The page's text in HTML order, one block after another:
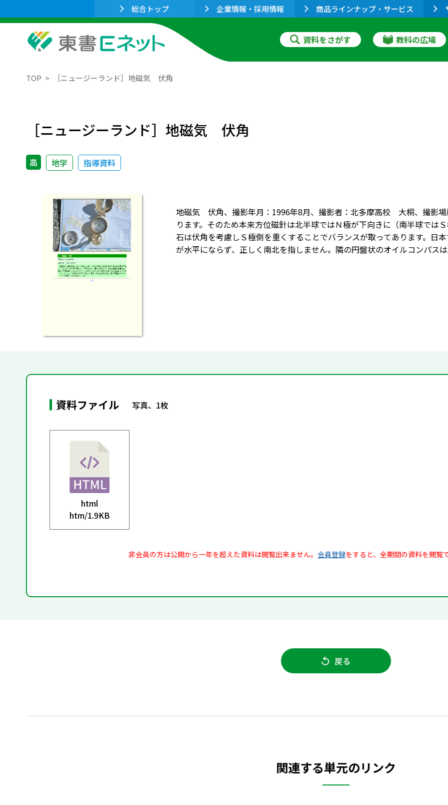
総合トップ 企業情報・採用情報 商品ラインナップ・サービス
資料をさがす 教科の広場
TOP ［ニュージーランド］地磁気 伏角
［ニュージーランド］地磁気 伏角
高 地学 指導資料
地磁気 伏角、撮影年月：1996年8月、撮影者：北多摩高校 大桐、撮影
ります。そのため本来方位磁針は北半球ではＮ極が下向きに（南半球では
石は伏角を考慮しＳ極側を重くすることでバランスが取ってあります。日
が水平にならず、正しく南北を指しません。隣の円盤状のオイルコンパスは
資料ファイル 写真、1枚
html
htm/1.9KB
非会員の方は公開から一年を超えた資料は閲覧出来ません。 会員登録をすると、全期間の資料を閲覧
戻る
関連する単元のリンク